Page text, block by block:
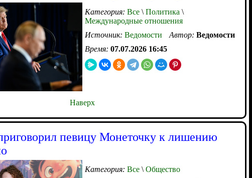
Категория: Все \ Политика \
Международные отношения
Источник: Ведомости Автор: Ведомости
Время: 07.07.2026 16:45
Наверх
певицу Монеточку к лишению
Категория: Все \ Общество